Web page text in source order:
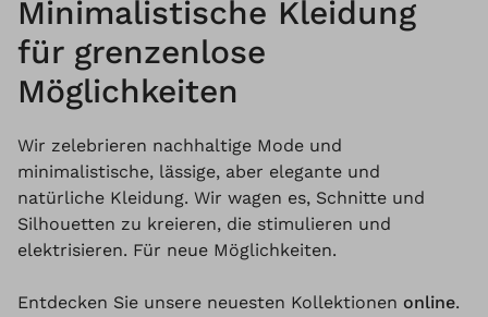
Minimalistische Kleidung
für grenzenlose
Möglichkeiten
Wir zelebrieren nachhaltige Mode und
minimalistische, lässige, aber elegante und
natürliche Kleidung. Wir wagen es, Schnitte und
Silhouetten zu kreieren, die stimulieren und
elektrisieren. Für neue Möglichkeiten.
Entdecken Sie unsere neuesten Kollektionen online.